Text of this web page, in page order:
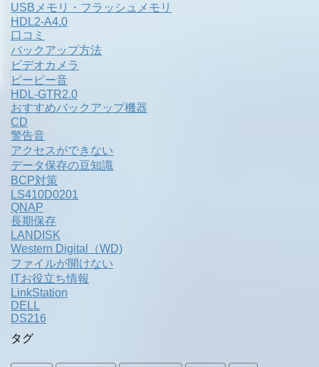
USBメモリ・フラッシュメモリ
HDL2-A4.0
口コミ
バックアップ方法
ビデオカメラ
ピーピー音
HDL-GTR2.0
おすすめバックアップ機器
CD
警告音
アクセスができない
データ保存の豆知識
BCP対策
LS410D0201
QNAP
長期保存
LANDISK
Western Digital（WD)
ファイルが開けない
ITお役立ち情報
LinkStation
DELL
DS216
タグ